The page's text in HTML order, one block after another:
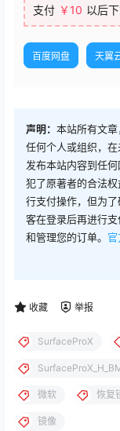
支付 ￥ 10 以后
百度网盘 天翼
声明： 本站所有文章
任何个人或组织，在
发布本站内容到任
犯了原著者的合法
行支付操作，但为
客在登录后再进行
和管理您的订单。
收藏 举报
SurfaceProX
微软 恢复
镜像